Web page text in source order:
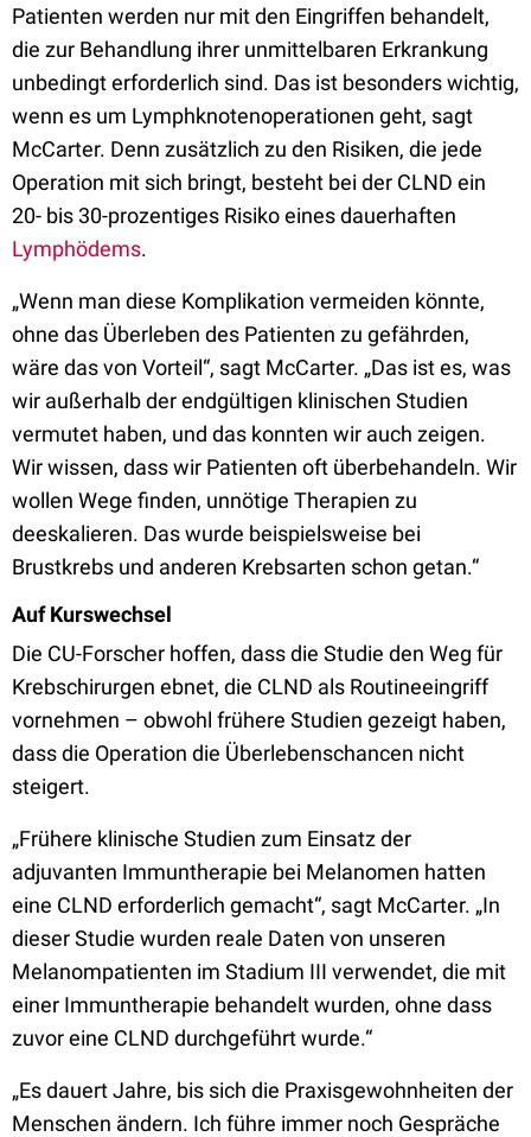
Patienten werden nur mit den Eingriffen behandelt,
die zur Behandlung ihrer unmittelbaren Erkrankung
unbedingt erforderlich sind. Das ist besonders wichtig,
wenn es um Lymphknotenoperationen geht, sagt
McCarter. Denn zusätzlich zu den Risiken, die jede
Operation mit sich bringt, besteht bei der CLND ein
20- bis 30-prozentiges Risiko eines dauerhaften
Lymphödems.
„Wenn man diese Komplikation vermeiden könnte,
ohne das Überleben des Patienten zu gefährden,
wäre das von Vorteil“, sagt McCarter. „Das ist es, was
wir außerhalb der endgültigen klinischen Studien
vermutet haben, und das konnten wir auch zeigen.
Wir wissen, dass wir Patienten oft überbehandeln. Wir
wollen Wege finden, unnötige Therapien zu
deeskalieren. Das wurde beispielsweise bei
Brustkrebs und anderen Krebsarten schon getan.“
Auf Kurswechsel
Die CU-Forscher hoffen, dass die Studie den Weg für
Krebschirurgen ebnet, die CLND als Routineeingriff
vornehmen – obwohl frühere Studien gezeigt haben,
dass die Operation die Überlebenschancen nicht
steigert.
„Frühere klinische Studien zum Einsatz der
adjuvanten Immuntherapie bei Melanomen hatten
eine CLND erforderlich gemacht“, sagt McCarter. „In
dieser Studie wurden reale Daten von unseren
Melanompatienten im Stadium III verwendet, die mit
einer Immuntherapie behandelt wurden, ohne dass
zuvor eine CLND durchgeführt wurde.“
„Es dauert Jahre, bis sich die Praxisgewohnheiten der
Menschen ändern. Ich führe immer noch Gespräche